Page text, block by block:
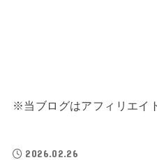
※当ブログはアフィリエイ
2026.02.26